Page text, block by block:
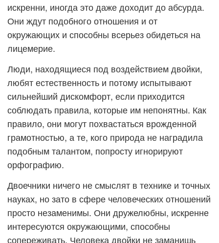
искренни, иногда это даже доходит до абсурда.
Они ждут подобного отношения и от
окружающих и способны всерьез обидеться на
лицемерие.
Люди, находящиеся под воздействием двойки,
любят естественность и потому испытывают
сильнейший дискомфорт, если приходится
соблюдать правила, которые им непонятны. Как
правило, они могут похвастаться врожденной
грамотностью, а те, кого природа не наградила
подобным талантом, попросту игнорируют
орфографию.
Двоечники ничего не смыслят в технике и точных
науках, но зато в сфере человеческих отношений
просто незаменимы. Они дружелюбны, искренне
интересуются окружающими, способны
сопереживать. Человека двойки не заманишь